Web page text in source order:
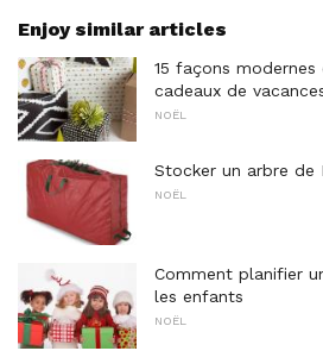
Enjoy similar articles
15 façons
cadeaux de
NOËL
Stocker un arbre de
NOËL
Comment planifier
les enfants
NOËL